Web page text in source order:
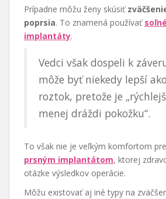
Prípadne môžu ženy skúsiť
poprsia. To znamená používať
implantáty.
Vedci však dospeli k
môže byť niekedy lepší
roztok, pretože je
menej dráždi pokožku“.
To však nie je veľkým komfortom
prsným implantátom, ktorej
otázke výsledkov operácie.
Môžu existovať aj iné typy na